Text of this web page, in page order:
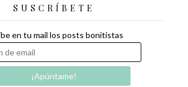
SUSCRÍBETE
en tu mail los posts bonitistas